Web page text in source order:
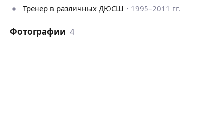
Тренер в различных ДЮСШ 1995–2011 гг.
Фотографии 4